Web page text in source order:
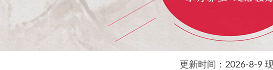
更新时间：2026-8-9